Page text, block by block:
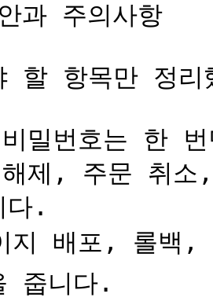
과 주의사항
할 항목만 정리
밀번호는 한 번
제, 주문 취소
다.
지 배포, 롤백,
줍니다.